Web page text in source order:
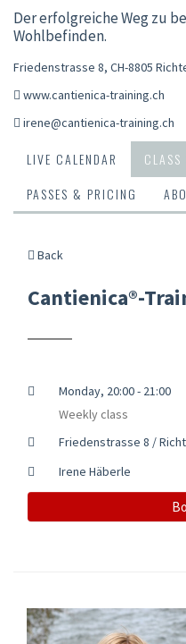
Der erfolgreiche Weg zu
Wohlbefinden.
Friedenstrasse 8, CH-8805
www.cantienica-training.ch
irene@cantienica-training.ch
LIVE CALENDAR CLASS
PASSES & PRICING
Back
Cantienica®-
Monday, 20:00 - 21:00
Weekly class
Friedenstrasse 8 /
Irene Häberle